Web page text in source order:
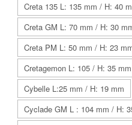
Creta 135 L: 135 mm / H: 40
Creta GM L: 70 mm / H: 30
Creta PM L: 50 mm / H: 23
Cretagemon L: 105 / H: 35 mm
Cybelle L:25 mm / H: 19 mm
Cyclade GM L : 104 mm / H: